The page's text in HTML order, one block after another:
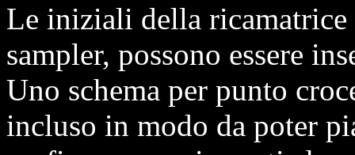
Le iniziali della
sampler, possono essere
Uno schema per punto
incluso in modo da poter